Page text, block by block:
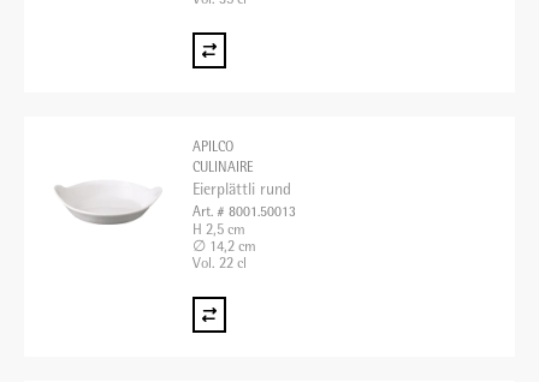
APILCO
CULINAIRE
Eierplättli rund
Art. # 8001.50013
H 2,5 cm
∅ 14,2 cm
Vol. 22 cl